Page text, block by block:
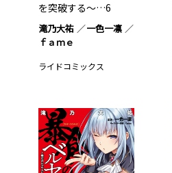
を突破する～…6
滝乃大祐
一色一凛
ｆａｍｅ
ライドコミックス